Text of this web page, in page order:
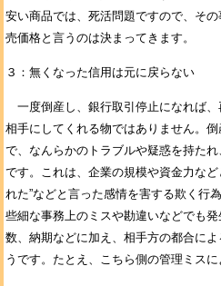
安い商品では、死活問題ですので、そ
売価格と言うのは決まってきます。
３：無くなった信用は元に戻らない
一度倒産し、銀行取引停止になれば
相手にしてくれる物ではありません。
で、なんらかのトラブルや疑惑を持た
です。これは、企業の規模や資金力な
れた”などと言った感情を害する欺く行
些細な事務上のミスや勘違いなどでも
数、納期などに加え、相手方の都合に
うです。たとえ、こちら側の管理ミス